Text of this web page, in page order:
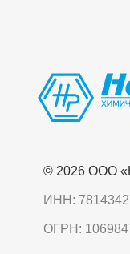
© 2026 OOO
ИНН:
ОГРН: